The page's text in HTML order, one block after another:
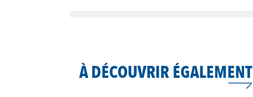
À DÉCOUVRIR ÉGALEMENT